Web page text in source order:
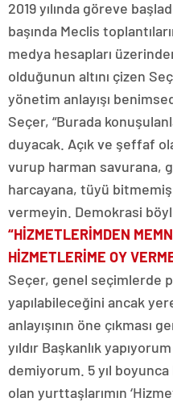
2019 yılında göreve
başında Meclis
medya hesapları
olduğunun altını çizen
yönetim anlayışı
Seçer, “Burada
duyacak. Açık ve şeffaf
vurup harman savurana,
harcayana, tüyü
vermeyin. Demokrasi
“HİZMETLERİMDEN
HİZMETLERİME OY
Seçer, genel seçimlerde
yapılabileceğini ancak
anlayışının öne çıkması
yıldır Başkanlık
demiyorum. 5 yıl
olan yurttaşlarımın